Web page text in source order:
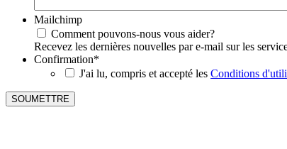
Mailchimp
Comment pouvons-nous vous aider?
Recevez les dernières nouvelles par e-mail sur les
Confirmation*
J'ai lu, compris et accepté les Conditions